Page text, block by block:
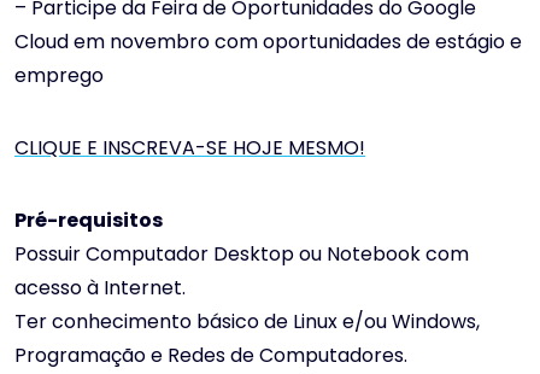
– Participe da Feira de Oportunidades do Google
Cloud em novembro com oportunidades de estágio e
emprego
CLIQUE E INSCREVA-SE HOJE MESMO!
Pré-requisitos
Possuir Computador Desktop ou Notebook com
acesso à Internet.
Ter conhecimento básico de Linux e/ou Windows,
Programação e Redes de Computadores.